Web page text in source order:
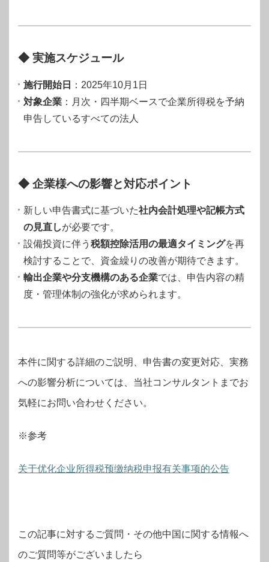
◆ 実施スケジュール
施行開始日
：2025年10月1日
対象企業 ：月次・四半期ベースで企業所得税を予納
申告しているすべての法人
◆ 企業様への影響と対応ポイント
新しい申告書式に基づいた社内会計処理や記帳方式
の見直しが必要です。
設備投資に伴う 税額控除活用の最適タイミングを再
検討することで、資金繰りの改善が期待できます。
輸出企業や分支機構のある企業では、申告内容の精
度・管理体制の強化が求められます。
本件に関する詳細のご説明、申告書の変更対応、実務
への影響分析については、当社コンサルタントまでお
気軽にお問い合わせください。
※参考
关于优化企业所得税预缴纳税申报有关事项的公告
この記事に対するご質問・その他中国に関する情報へ
のご質問等がございましたら